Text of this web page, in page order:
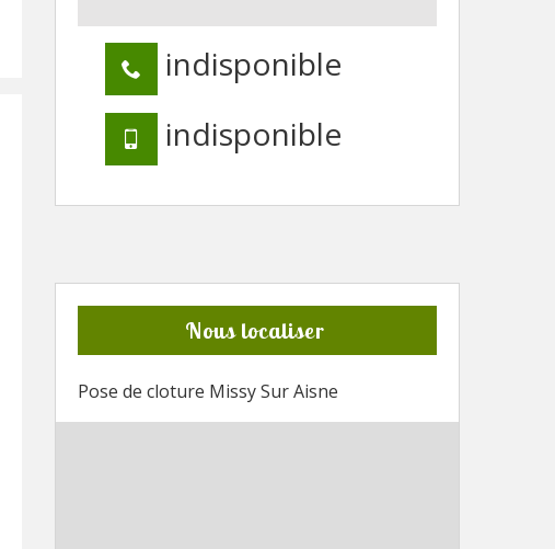
indisponible
indisponible
Nous localiser
Pose de cloture Missy Sur Aisne